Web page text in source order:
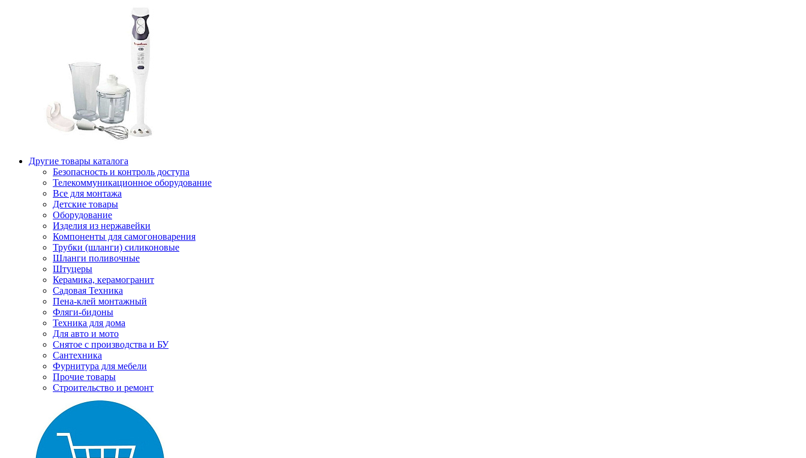
Другие товары каталога
Безопасность и контроль доступа
Телекоммуникационное оборудование
Все для монтажа
Детские товары
Оборудование
Изделия из нержавейки
Компоненты для самогоноварения
Трубки (шланги) силиконовые
Шланги поливочные
Штуцеры
Керамика, керамогранит
Садовая Техника
Пена-клей монтажный
Фляги-бидоны
Техника для дома
Для авто и мото
Снятое с производства и БУ
Сантехника
Фурнитура для мебели
Прочие товары
Строительство и ремонт